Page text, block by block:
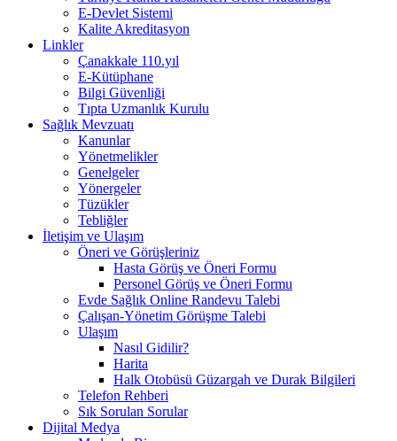
E-Devlet Sistemi
Kalite Akreditasyon
Linkler
Çanakkale 110.yıl
E-Kütüphane
Bilgi Güvenliği
Tıpta Uzmanlık Kurulu
Sağlık Mevzuatı
Kanunlar
Yönetmelikler
Genelgeler
Yönergeler
Tüzükler
Tebliğler
İletişim ve Ulaşım
Öneri ve Görüşleriniz
Hasta Görüş ve Öneri Formu
Personel Görüş ve Öneri Formu
Evde Sağlık Online Randevu Talebi
Çalışan-Yönetim Görüşme Talebi
Ulaşım
Nasıl Gidilir?
Harita
Halk Otobüsü Güzargah ve Durak Bilgileri
Telefon Rehberi
Sık Sorulan Sorular
Dijital Medya